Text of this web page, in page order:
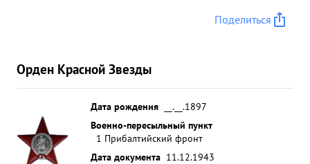
Поделиться
Орден Красной Звезды
Дата рождения
__.__.1897
Военно-пересыльный пункт
1 Прибалтийский фронт
Дата документа 11.12.1943